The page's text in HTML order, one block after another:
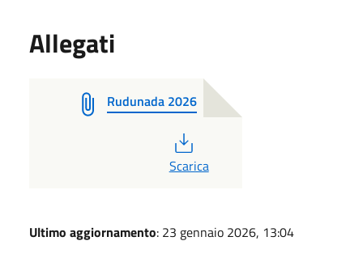
Allegati
Rudunada 2026
PDF
Scarica
Ultimo aggiornamento: 23 gennaio 2026, 13:04